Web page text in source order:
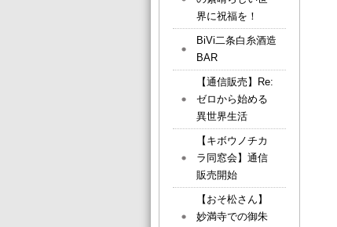
界に祝福を！
BiVi二条白糸酒造
BAR
【通信販売】Re:
ゼロから始める
異世界生活
【キボウノチカ
ラ同窓会】通信
販売開始
【おそ松さん】
妙満寺での御朱